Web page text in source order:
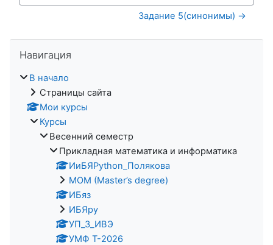
Задание 5(синонимы) →
Навигация
В начало
Страницы сайта
Мои курсы
Курсы
Весенний семестр
Прикладная математика и информатика
ИиБЯPython_Полякова
MOM (Master’s degree)
ИБяз
ИБЯpy
УП_3_ИВЭ
УМФ Т-2026